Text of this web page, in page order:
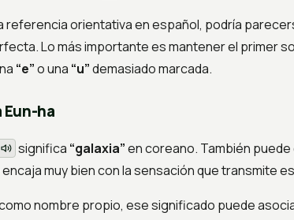
referencia orientativa en español, podría
Lo más importante es mantener el primer
“e”o una “u”demasiado marcada.
ha
significa “galaxia”en coreano. También
muy bien con la sensación que transmite
nombre propio, ese significado puede